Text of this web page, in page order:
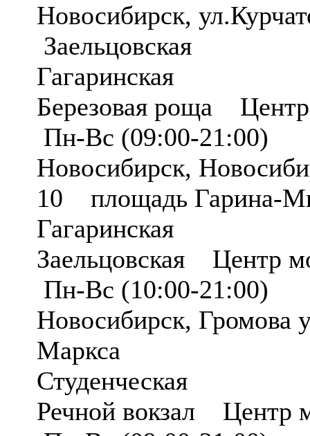
Новосибирск,
Заельцовская
Гагаринская
Березовая роща
Пн-Вс (09:00-21:00)
Новосибирск,
10 площадь Гарина-
Гагаринская
Заельцовская Центр
Пн-Вс (10:00-21:00)
Новосибирск,
Маркса
Студенческая
Речной вокзал Центр